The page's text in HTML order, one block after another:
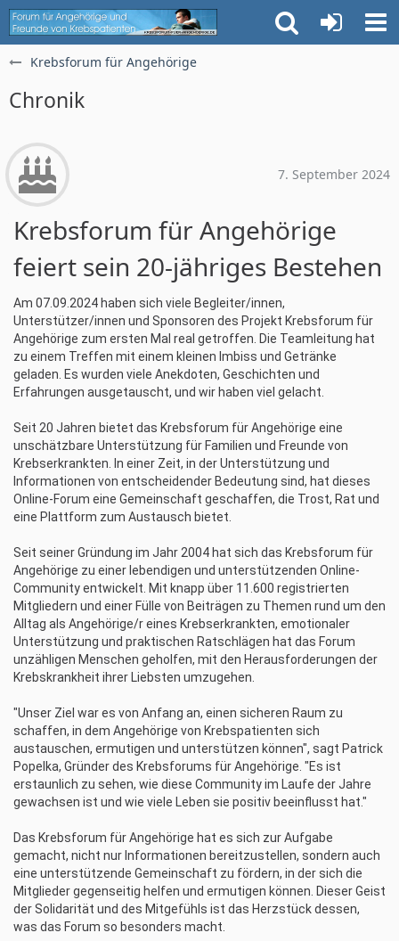
Krebsforum für Angehörige
Chronik
7. September 2024
Krebsforum für Angehörige
feiert sein 20-jähriges Bestehen
Am 07.09.2024 haben sich viele Begleiter/innen,
Unterstützer/innen und Sponsoren des Projekt Krebsforum für
Angehörige zum ersten Mal real getroffen. Die Teamleitung hat
zu einem Treffen mit einem kleinen Imbiss und Getränke
geladen. Es wurden viele Anekdoten, Geschichten und
Erfahrungen ausgetauscht, und wir haben viel gelacht.
Seit 20 Jahren bietet das Krebsforum für Angehörige eine
unschätzbare Unterstützung für Familien und Freunde von
Krebserkrankten. In einer Zeit, in der Unterstützung und
Informationen von entscheidender Bedeutung sind, hat dieses
Online-Forum eine Gemeinschaft geschaffen, die Trost, Rat und
eine Plattform zum Austausch bietet.
Seit seiner Gründung im Jahr 2004 hat sich das Krebsforum für
Angehörige zu einer lebendigen und unterstützenden Online-
Community entwickelt. Mit knapp über 11.600 registrierten
Mitgliedern und einer Fülle von Beiträgen zu Themen rund um den
Alltag als Angehörige/r eines Krebserkrankten, emotionaler
Unterstützung und praktischen Ratschlägen hat das Forum
unzähligen Menschen geholfen, mit den Herausforderungen der
Krebskrankheit ihrer Liebsten umzugehen.
"Unser Ziel war es von Anfang an, einen sicheren Raum zu
schaffen, in dem Angehörige von Krebspatienten sich
austauschen, ermutigen und unterstützen können", sagt Patrick
Popelka, Gründer des Krebsforums für Angehörige. "Es ist
erstaunlich zu sehen, wie diese Community im Laufe der Jahre
gewachsen ist und wie viele Leben sie positiv beeinflusst hat."
Das Krebsforum für Angehörige hat es sich zur Aufgabe
gemacht, nicht nur Informationen bereitzustellen, sondern auch
eine unterstützende Gemeinschaft zu fördern, in der sich die
Mitglieder gegenseitig helfen und ermutigen können. Dieser Geist
der Solidarität und des Mitgefühls ist das Herzstück dessen,
was das Forum so besonders macht.